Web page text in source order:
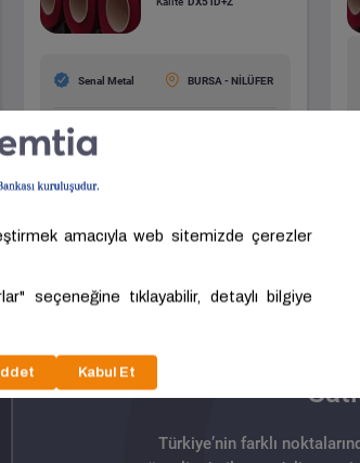
Senal Metal BURSA - NİLÜFER
50.757,30 ₺/Ton
Gör
Türkiye’nin farklı